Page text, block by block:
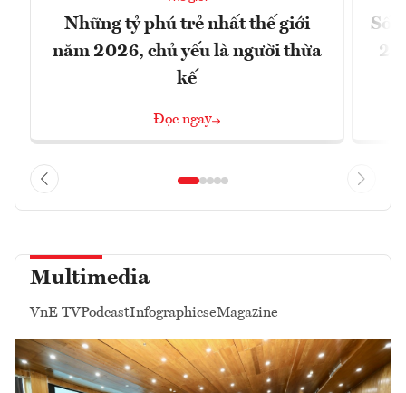
Những tỷ phú trẻ nhất thế giới
năm 2026, chủ yếu là người thừa
kế
Đọc ngay
Số
Multimedia
VnE TVPodcastInfographicseMagazine